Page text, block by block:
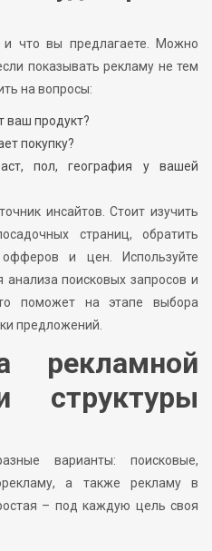
что вы предлагаете. Можно
показывать рекламу не тем
на вопросы:
ваш продукт?
покупку?
пол, география у вашей
инсайтов. Стоит изучить
страниц, обратить
и цен. Используйте
поисковых запросов и
поможет на этапе выбора
предложений.
рекламной
структуры
варианты: поисковые,
а также рекламу в
– под каждую цель своя